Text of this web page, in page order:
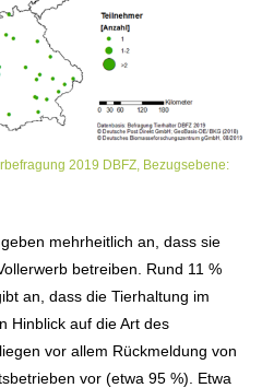
2019 DBFZ, Bezugsebene:
mehrheitlich an, dass sie
betreiben. Rund 11 %
an, dass die Tierhaltung im
Hinblick auf die Art des
vor allem Rückmeldung von
vor (etwa 95 %). Etwa